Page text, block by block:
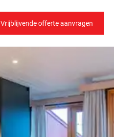
Vrijblijvende offerte aanvragen